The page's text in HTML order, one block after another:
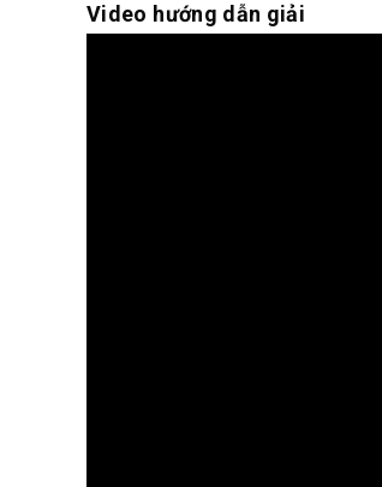
Video hướng dẫn giải